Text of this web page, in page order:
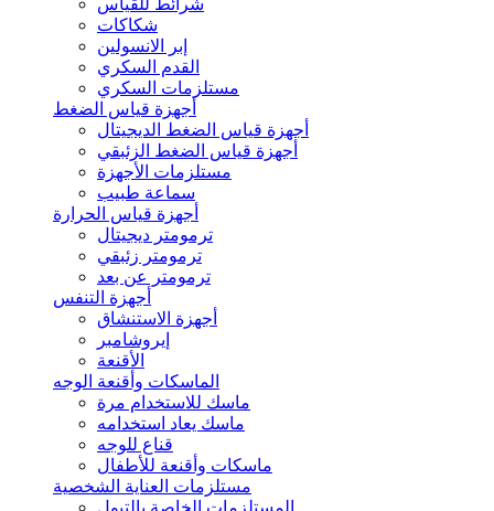
شرائط للقياس
شكاكات
إبر الانسولين
القدم السكري
مستلزمات السكري
أجهزة قياس الضغط
أجهزة قياس الضغط الديجيتال
أجهزة قياس الضغط الزئبقي
مستلزمات الأجهزة
سماعة طبيب
أجهزة قياس الحرارة
ترمومتر ديجيتال
ترمومتر زئبقي
ترمومتر عن بعد
أجهزة التنفس
أجهزة الاستنشاق
إيروشامبر
الأقنعة
الماسكات وأقنعة الوجه
ماسك للاستخدام مرة
ماسك يعاد استخدامه
قناع للوجه
ماسكات وأقنعة للأطفال
مستلزمات العناية الشخصية
المستلزمات الخاصة بالتبول